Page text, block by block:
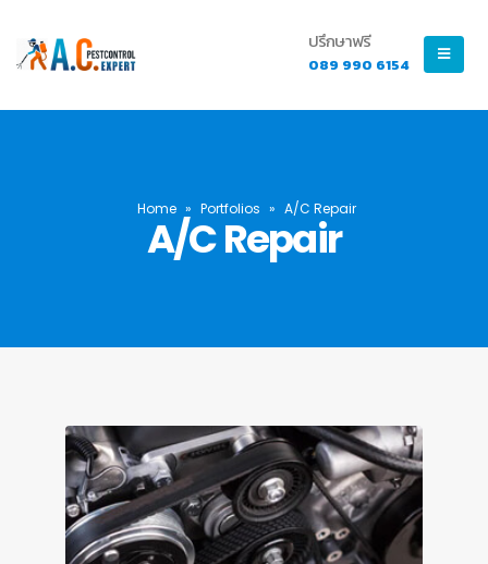
ปรึกษาฟรี
089 990 6154
Home » Portfolios » A/C Repair
A/C Repair